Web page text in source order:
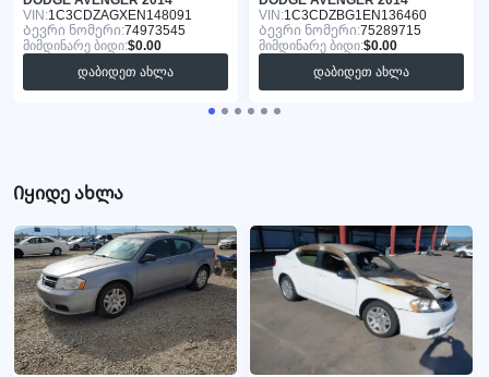
VIN:1C3CDZAGXEN148091
Ბევრი ნომერი:74973545
მიმდინარე ბიდი:$0.00
დაბიდეთ ახლა
VIN:1C3CDZBG1EN136460
Ბევრი ნომერი:75289715
მიმდინარე ბიდი:$0.00
დაბიდეთ ახლა
Იყიდე ახლა